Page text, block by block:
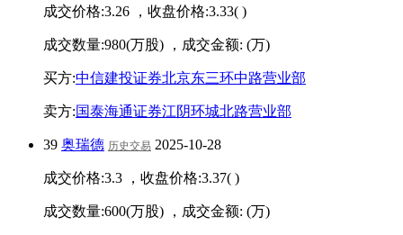
成交价格:3.26 ，收盘价格:3.33( )
成交数量:980(万股) ，成交金额: (万)
买方:中信建投证券北京东三环中路营业部
卖方:国泰海通证券江阴环城北路营业部
39 奥瑞德 历史交易 2025-10-28
成交价格:3.3 ，收盘价格:3.37( )
成交数量:600(万股) ，成交金额: (万)